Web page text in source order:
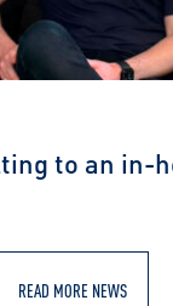
to an in-
READ MORE NEWS